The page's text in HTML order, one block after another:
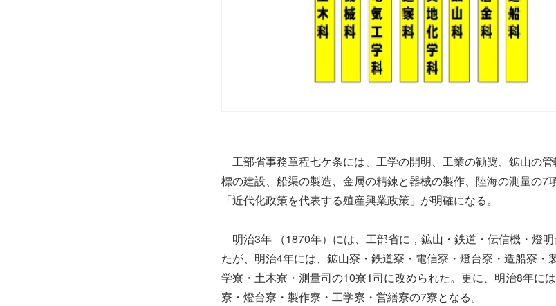
工部省事務章程七ケ条には、工学の開明、工業の勧奨、鉱山の
標の建設、船渠の製造、金属の精錬と器械の製作、陸海の測量の7
「近代化政策を代表する殖産興業政策」が明確になる。
明治3年 （1870年）には、工部省に，鉱山・鉄道・伝信機・燈
たが、明治4年には、鉱山寮・鉄道寮・電信寮・燈台寮・造船寮・
学寮・土木寮・測量司の10寮1司に改められた。更に、明治8年に
寮・燈台寮・製作寮・工学寮・営繕寮の7寮となる。